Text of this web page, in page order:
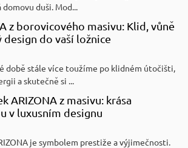
duši. Mod...
z borovicového masivu: Klid, vůně
design do vaší ložnice
době stále více toužíme po klidném útočišti,
a skutečně si ...
ARIZONA z masivu: krása
v luxusním designu
je symbolem prestiže a výjimečnosti.